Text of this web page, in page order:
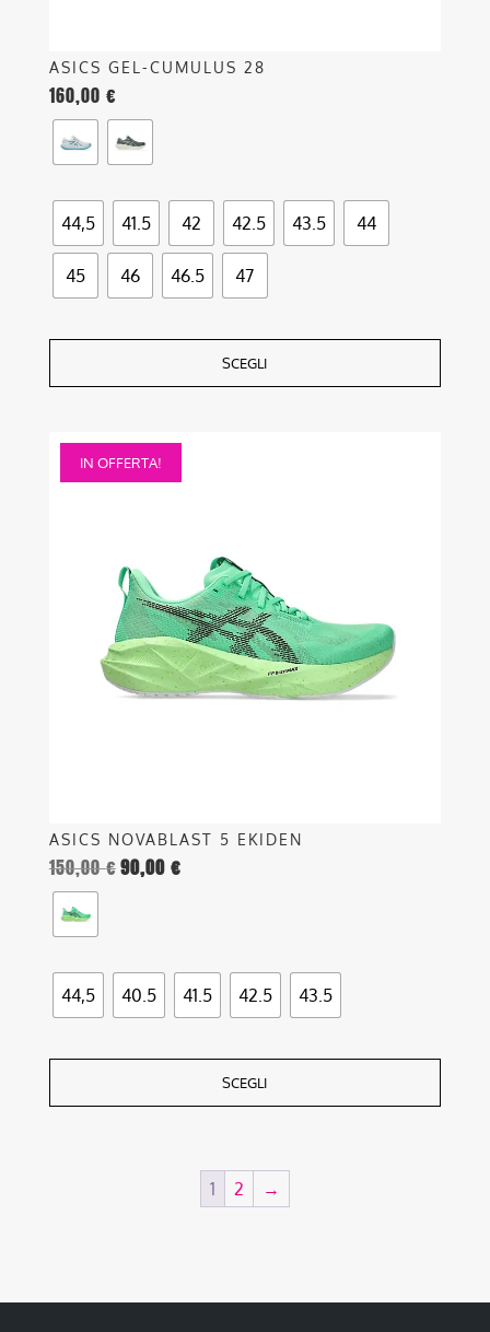
ASICS GEL-CUMULUS 28
160,00 €
44,5 41.5 42 42.5 43.5 44
45 46 46.5 47
SCEGLI
IN OFFERTA!
ASICS NOVABLAST 5 EKIDEN
150,00€90,00 €
44,5 40.5 41.5 42.5 43.5
SCEGLI
Questo
prodotto
1 2 →